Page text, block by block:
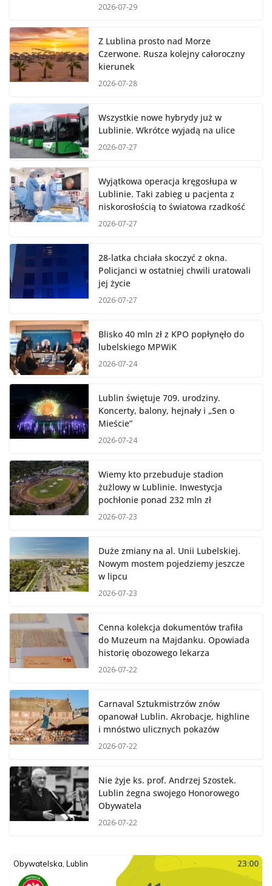
2026-07-29
Z Lublina prosto nad Morze
Czerwone. Rusza kolejny całoroczny
kierunek
2026-07-28
Wszystkie nowe hybrydy już w
Lublinie. Wkrótce wyjadą na ulice
2026-07-27
Wyjątkowa operacja kręgosłupa w
Lublinie. Taki zabieg u pacjenta z
niskorosłością to światowa rzadkość
2026-07-27
28-latka chciała skoczyć z okna.
Policjanci w ostatniej chwili uratowali
jej życie
2026-07-27
Blisko 40 mln zł z KPO popłynęło do
lubelskiego MPWiK
2026-07-24
Lublin świętuje 709. urodziny.
Koncerty, balony, hejnały i „Sen o
Mieście”
2026-07-24
Wiemy kto przebuduje stadion
żużlowy w Lublinie. Inwestycja
pochłonie ponad 232 mln zł
2026-07-23
Duże zmiany na al. Unii Lubelskiej.
Nowym mostem pojedziemy jeszcze
w lipcu
2026-07-23
Cenna kolekcja dokumentów trafiła
do Muzeum na Majdanku. Opowiada
historię obozowego lekarza
2026-07-22
Carnaval Sztukmistrzów znów
opanował Lublin. Akrobacje, highline
i mnóstwo ulicznych pokazów
2026-07-22
Nie żyje ks. prof. Andrzej Szostek.
Lublin żegna swojego Honorowego
Obywatela
2026-07-22